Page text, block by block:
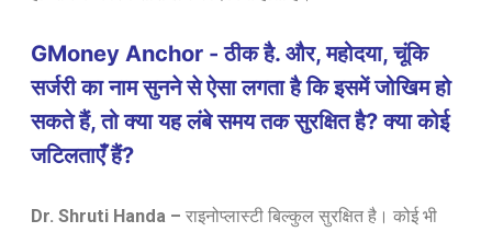
GMoney Anchor - ठीक है. और, महोदया, चूंकि
सर्जरी का नाम सुनने से ऐसा लगता है कि इसमें जोखिम हो
सकते हैं, तो क्या यह लंबे समय तक सुरक्षित है? क्या कोई
जटिलताएँ हैं?
Dr. Shruti Handa – राइनोप्लास्टी बिल्कुल सुरक्षित है। कोई भी